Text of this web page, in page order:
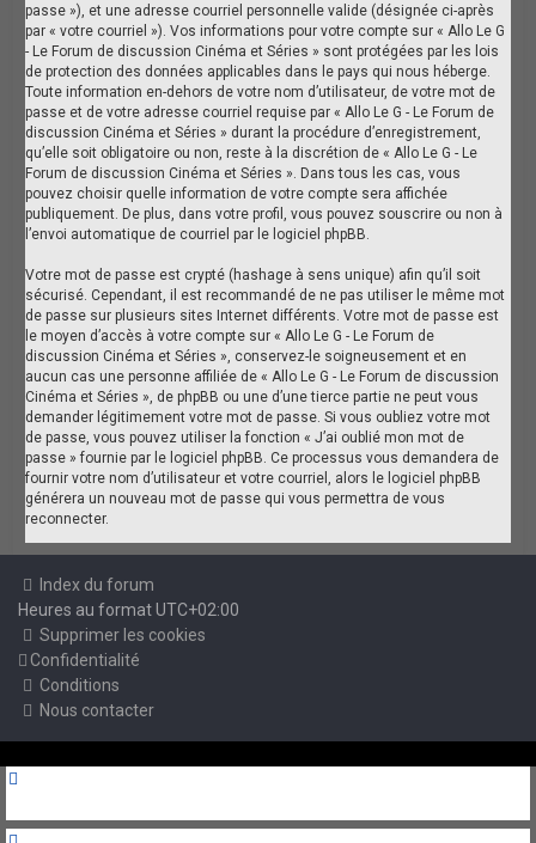
passe »), et une adresse courriel personnelle valide (désignée ci-après
par « votre courriel »). Vos informations pour votre compte sur « Allo Le G
- Le Forum de discussion Cinéma et Séries » sont protégées par les lois
de protection des données applicables dans le pays qui nous héberge.
Toute information en-dehors de votre nom d’utilisateur, de votre mot de
passe et de votre adresse courriel requise par « Allo Le G - Le Forum de
discussion Cinéma et Séries » durant la procédure d’enregistrement,
qu’elle soit obligatoire ou non, reste à la discrétion de « Allo Le G - Le
Forum de discussion Cinéma et Séries ». Dans tous les cas, vous
pouvez choisir quelle information de votre compte sera affichée
publiquement. De plus, dans votre profil, vous pouvez souscrire ou non à
l’envoi automatique de courriel par le logiciel phpBB.
Votre mot de passe est crypté (hashage à sens unique) afin qu’il soit
sécurisé. Cependant, il est recommandé de ne pas utiliser le même mot
de passe sur plusieurs sites Internet différents. Votre mot de passe est
le moyen d’accès à votre compte sur « Allo Le G - Le Forum de
discussion Cinéma et Séries », conservez-le soigneusement et en
aucun cas une personne affiliée de « Allo Le G - Le Forum de discussion
Cinéma et Séries », de phpBB ou une d’une tierce partie ne peut vous
demander légitimement votre mot de passe. Si vous oubliez votre mot
de passe, vous pouvez utiliser la fonction « J’ai oublié mon mot de
passe » fournie par le logiciel phpBB. Ce processus vous demandera de
fournir votre nom d’utilisateur et votre courriel, alors le logiciel phpBB
générera un nouveau mot de passe qui vous permettra de vous
reconnecter.
Index du forum
Heures au formatUTC+02:00
Supprimer les cookies
Confidentialité
Conditions
Nous contacter